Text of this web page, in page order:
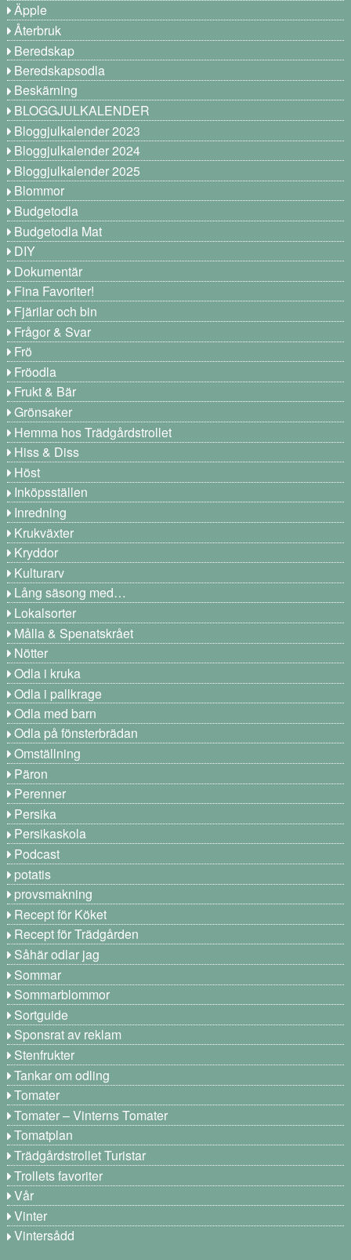
Äpple
Återbruk
Beredskap
Beredskapsodla
Beskärning
BLOGGJULKALENDER
Bloggjulkalender 2023
Bloggjulkalender 2024
Bloggjulkalender 2025
Blommor
Budgetodla
Budgetodla Mat
DIY
Dokumentär
Fina Favoriter!
Fjärilar och bin
Frågor & Svar
Frö
Fröodla
Frukt & Bär
Grönsaker
Hemma hos Trädgårdstrollet
Hiss & Diss
Höst
Inköpsställen
Inredning
Krukväxter
Kryddor
Kulturarv
Lång säsong med…
Lokalsorter
Målla & Spenatskrået
Nötter
Odla i kruka
Odla i pallkrage
Odla med barn
Odla på fönsterbrädan
Omställning
Päron
Perenner
Persika
Persikaskola
Podcast
potatis
provsmakning
Recept för Köket
Recept för Trädgården
Såhär odlar jag
Sommar
Sommarblommor
Sortguide
Sponsrat av reklam
Stenfrukter
Tankar om odling
Tomater
Tomater – Vinterns Tomater
Tomatplan
Trädgårdstrollet Turistar
Trollets favoriter
Vår
Vinter
Vintersådd